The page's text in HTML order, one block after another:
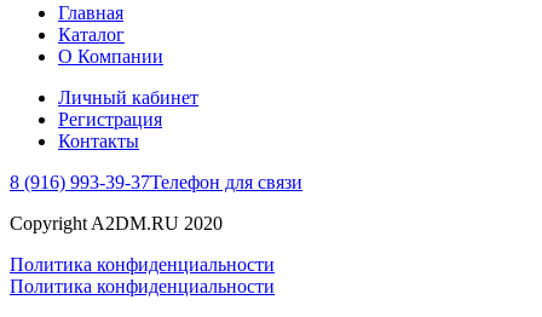
Главная
Каталог
О Компании
Личный кабинет
Регистрация
Контакты
8 (916) 993-39-37Телефон для связи
Copyright A2DM.RU 2020
Политика конфиденциальности
Политика конфиденциальности